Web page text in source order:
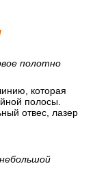
полотно
которая
полосы.
отвес, лазер